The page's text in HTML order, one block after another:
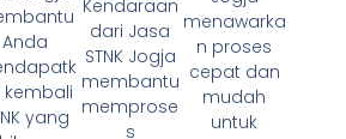
Anda
kembali
yang
Kendaraan
dari Jasa
STNK Jogja
membantu
memprose
s
menawarka
n proses
cepat dan
mudah
untuk